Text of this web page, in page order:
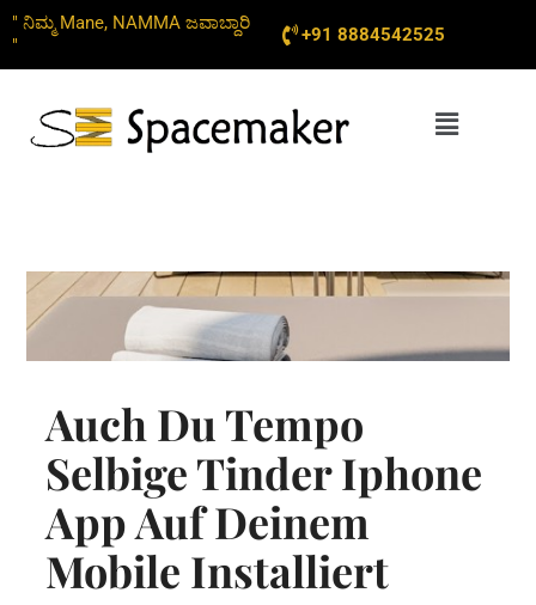
Skip
to
content
" ನಿಮ್ಮ Mane, NAMMA ಜವಾಬ್ದಾರಿ
"
+91 8884542525
Menu
Auch Du Tempo
Selbige Tinder Iphone
App Auf Deinem
Mobile Installiert